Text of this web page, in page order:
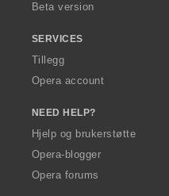
Beta version
SERVICES
Tillegg
Opera account
NEED HELP?
Hjelp og brukerstøtte
Opera-blogger
Opera forums